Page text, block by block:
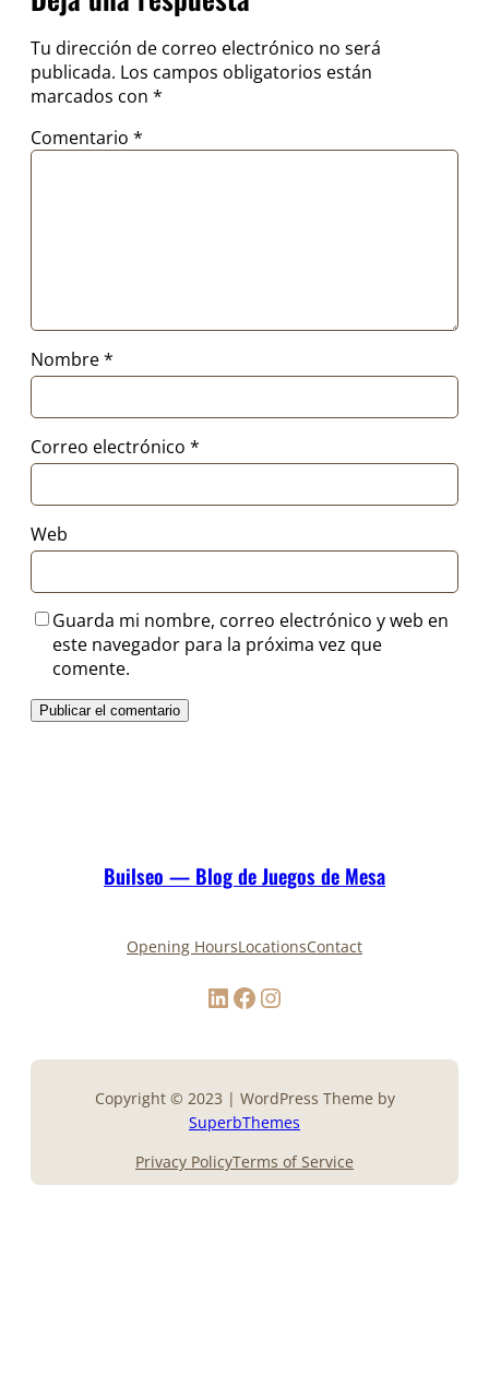
Tu dirección de correo electrónico no será
publicada. Los campos obligatorios están
marcados con *
Comentario *
Nombre*
Correo electrónico *
Web
Guarda mi nombre, correo electrónico y web en
este navegador para la próxima vez que
comente.
Builseo — Blog de Juegos de Mesa
Opening HoursLocationsContact
LinkedIn Facebook Instagram
Copyright © 2023 | WordPress Theme by
SuperbThemes
Privacy PolicyTerms of Service